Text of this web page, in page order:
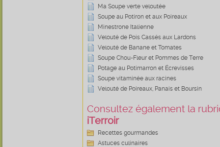
Ma Soupe verte veloutée
Soupe au Potiron et aux Poireaux
Minestrone Italienne
Velouté de Pois Cassés aux Lardons
Velouté de Banane et Tomates
Soupe Chou-Fleur et Pommes de Terre
Potage au Potimarron et Écrevisses
Soupe vitaminée aux racines
Velouté de Poireaux, Panais et Boursin
Consultez également la
iTerroir
Recettes gourmandes
Astuces culinaires